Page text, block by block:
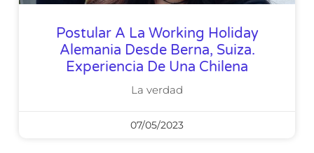
Postular A La Working Holiday
Alemania Desde Berna, Suiza.
Experiencia De Una Chilena
La verdad
07/05/2023